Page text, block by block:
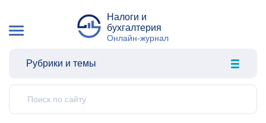
Налоги и
бухгалтерия
Онлайн-журнал
Рубрики и темы